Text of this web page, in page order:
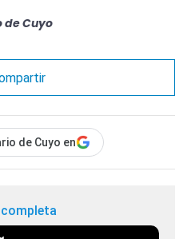
de Cuyo
de Cuyo en